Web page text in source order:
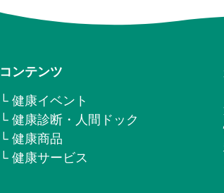
コンテンツ
└ 健康イベント
└ 健康診断・人間ドック
└ 健康商品
└ 健康サービス